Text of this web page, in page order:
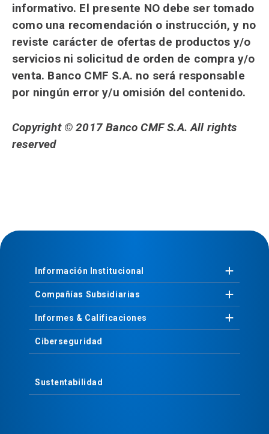
informativo. El presente NO debe ser tomado
como una recomendación o instrucción, y no
reviste carácter de ofertas de productos y/o
servicios ni solicitud de orden de compra y/o
venta. Banco CMF S.A. no será responsable
por ningún error y/u omisión del contenido.
Copyright © 2017 Banco CMF S.A. All rights
reserved
Información Institucional
Compañías Subsidiarias
Informes & Calificaciones
Ciberseguridad
Sustentabilidad